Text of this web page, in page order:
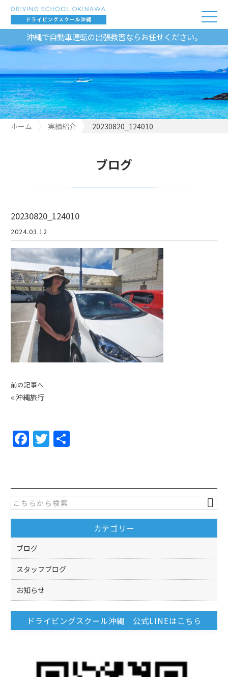
沖縄で自動車運転の出張教習ならお任せください。
ホーム 実績紹介 20230820_124010
ブログ
20230820_124010
2024.03.12
前の記事へ
« 沖縄旅行
F
e
b
o
o
k
T
er
カテゴリー
ブログ
スタッフブログ
お知らせ
ドライビングスクール沖縄 公式LINEはこちら